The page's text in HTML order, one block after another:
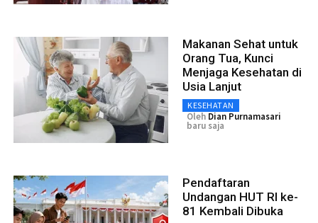
Makanan Sehat untuk
Orang Tua, Kunci
Menjaga Kesehatan di
Usia Lanjut
KESEHATAN
Oleh Dian Purnamasari
baru saja
Pendaftaran
Undangan HUT RI ke-
81 Kembali Dibuka